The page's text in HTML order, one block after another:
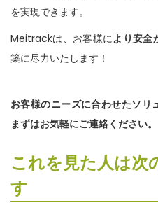
を実現できます。
Meitrackは、お客様により安全
築に尽力いたします！
お客様のニーズに合わせたソリ
まずはお気軽にご連絡ください。
これを見た人は次
す